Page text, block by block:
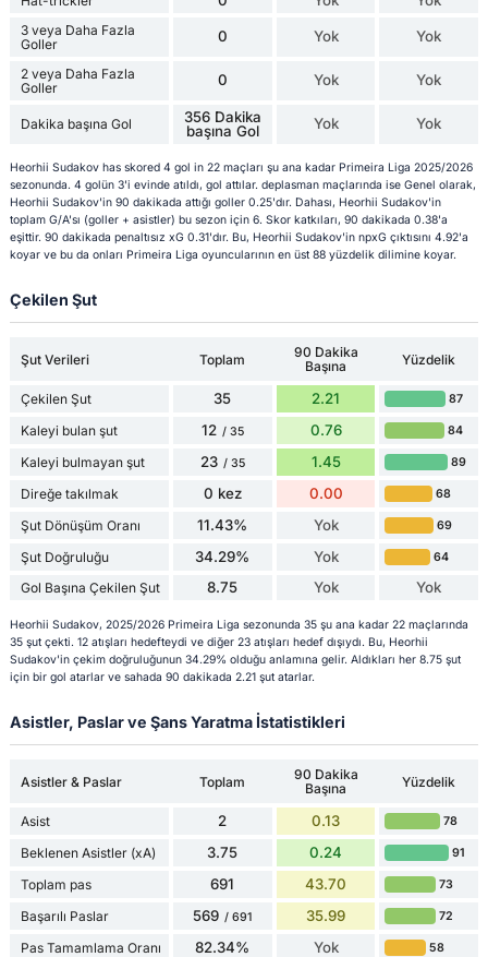
3 veya Daha Fazla
Goller
0 Yok Yok
2 veya Daha Fazla
Goller
0 Yok Yok
Dakika başına Gol
356 Dakika
başına Gol
Yok Yok
Heorhii Sudakov has skored 4 gol in 22 maçları şu ana kadar Primeira Liga 2025/2026
sezonunda. 4 golün 3'i evinde atıldı, gol attılar. deplasman maçlarında ise Genel olarak,
Heorhii Sudakov'in 90 dakikada attığı goller 0.25'dır. Dahası, Heorhii Sudakov'in
toplam G/A'sı (goller + asistler) bu sezon için 6. Skor katkıları, 90 dakikada 0.38'a
eşittir. 90 dakikada penaltısız xG 0.31'dır. Bu, Heorhii Sudakov'in npxG çıktısını 4.92'a
koyar ve bu da onları Primeira Liga oyuncularının en üst 88 yüzdelik dilimine koyar.
Çekilen Şut
Şut Verileri Toplam
90 Dakika
Başına
Yüzdelik
Çekilen Şut 35 2.21 87
Kaleyi bulan şut 12 / 35 0.76 84
Kaleyi bulmayan şut 23 / 35 1.45 89
Direğe takılmak 0 kez 0.00 68
Şut Dönüşüm Oranı 11.43% Yok 69
Şut Doğruluğu 34.29% Yok 64
Gol Başına Çekilen Şut 8.75 Yok Yok
Heorhii Sudakov, 2025/2026 Primeira Liga sezonunda 35 şu ana kadar 22 maçlarında
35 şut çekti. 12 atışları hedefteydi ve diğer 23 atışları hedef dışıydı. Bu, Heorhii
Sudakov'in çekim doğruluğunun 34.29% olduğu anlamına gelir. Aldıkları her 8.75 şut
için bir gol atarlar ve sahada 90 dakikada 2.21 şut atarlar.
Asistler, Paslar ve Şans Yaratma İstatistikleri
Asistler & Paslar Toplam
90 Dakika
Başına
Yüzdelik
Asist 2 0.13 78
Beklenen Asistler (xA) 3.75 0.24 91
Toplam pas 691 43.70 73
Başarılı Paslar 569 / 691 35.99 72
Pas Tamamlama Oranı 82.34% Yok 58